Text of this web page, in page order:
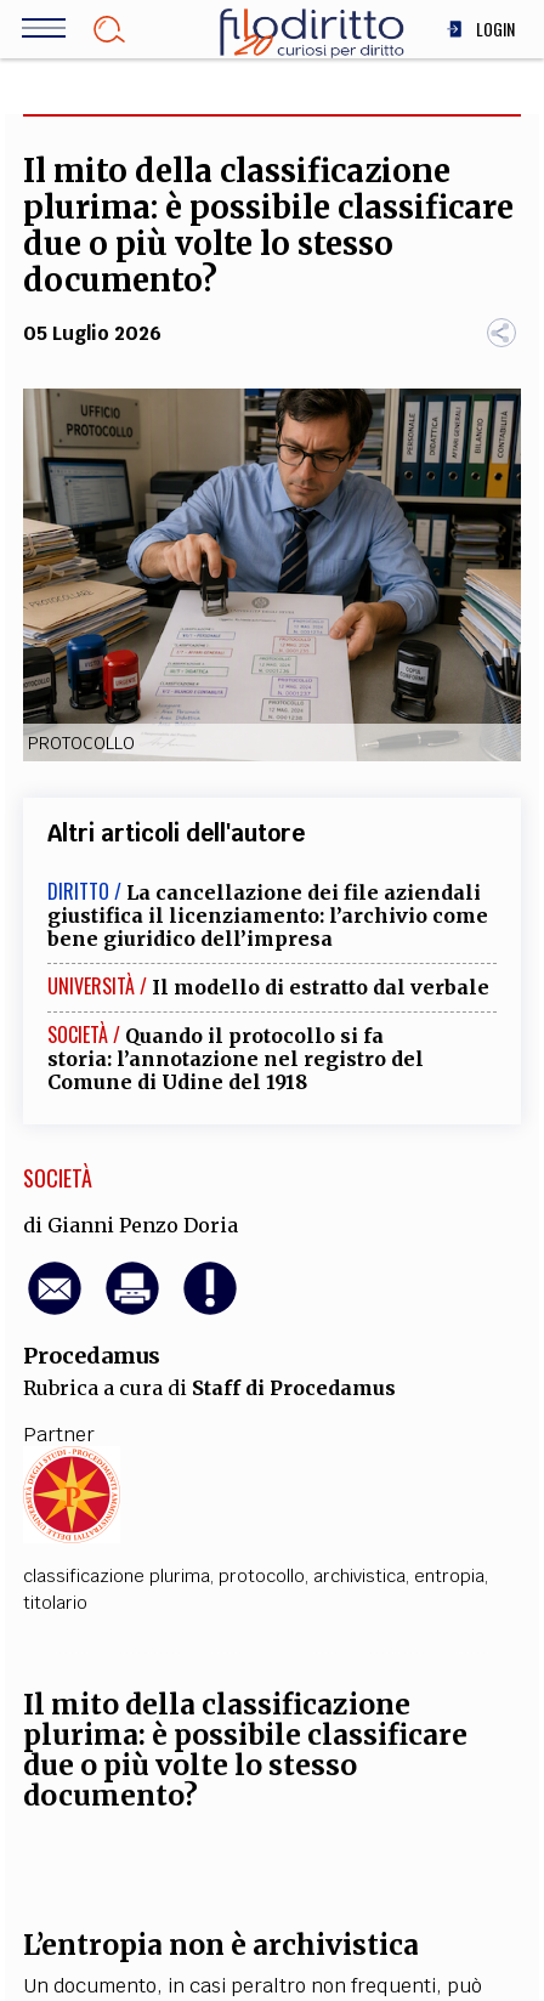
Salta
LOGIN
SOCIETÀ
MEDICINA
SCIENZA
STORIA E FILOSOFIA
TEAM
FILODIRITTO REDAZIONE COMITATO SCIENTIFICO AUTORI
CURATORI
FOTOGRAFI PARTNER COLLABORA CON NOI
EXTRA
CODICI RUBRICHE LIBRI PROCEEDINGS PUBBLICITÀ CONTATTI
SOCIAL MEDIA
Il mito della classificazione
plurima: è possibile classificare
due o più volte lo stesso
documento?
05 Luglio 2026
PROTOCOLLO
Altri articoli dell'autore
DIRITTO / La cancellazione dei file aziendali
giustifica il licenziamento: l’archivio come
bene giuridico dell’impresa
UNIVERSITÀ / Il modello di estratto dal verbale
SOCIETÀ / Quando il protocollo si fa
storia: l’annotazione nel registro del
Comune di Udine del 1918
SOCIETÀ
di Gianni Penzo Doria
Procedamus
Rubrica a cura di Staff di Procedamus
Partner
classificazione plurima, protocollo, archivistica, entropia,
titolario
Il mito della classificazione
plurima: è possibile classificare
due o più volte lo stesso
documento?
L’entropia non è archivistica
Un documento, in casi peraltro non frequenti, può